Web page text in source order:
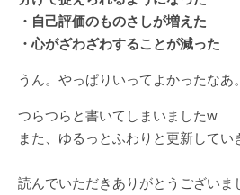
・自己評価のものさしが増えた
・心がざわざわすることが減った
うん。やっぱりいってよかったなあ。
つらつらと書いてしまいましたw
また、ゆるっとふわりと更新してい
読んでいただきありがとうございま